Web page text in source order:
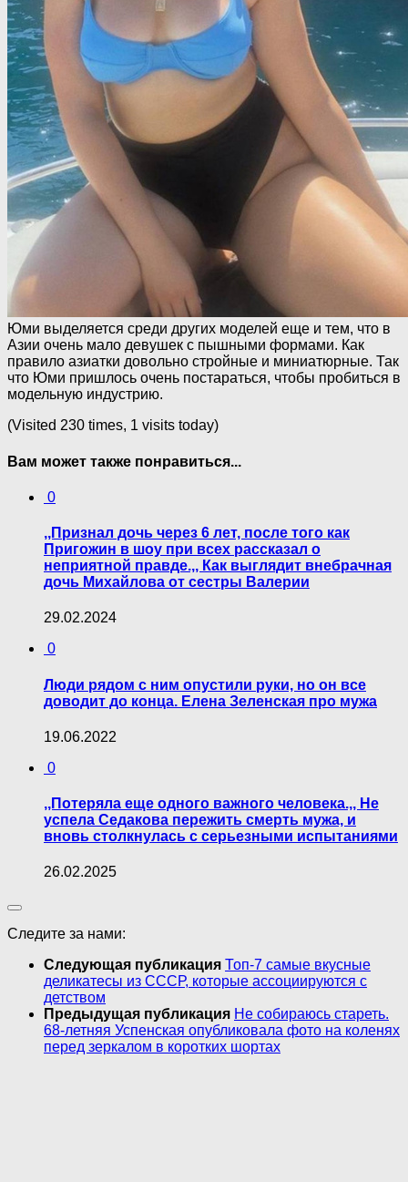
Юми выделяется среди других моделей еще и тем, что в
Азии очень мало девушек с пышными формами. Как
правило азиатки довольно стройные и миниатюрные. Так
что Юми пришлось очень постараться, чтобы пробиться в
модельную индустрию.
(Visited 230 times, 1 visits today)
Вам может также понравиться...
0
,,Признал дочь через 6 лет, после того как
Пригожин в шоу при всех рассказал о
неприятной правде.,, Как выглядит внебрачная
дочь Михайлова от сестры Валерии
29.02.2024
0
Люди рядом с ним опустили руки, но он все
доводит до конца. Елена Зеленская про мужа
19.06.2022
0
,,Потеряла еще одного важного человека.,, Не
успела Седакова пережить смерть мужа, и
вновь столкнулась с серьезными испытаниями
26.02.2025
Следите за нами:
Следующая публикация Топ-7 самые вкусные
деликатесы из СССР, которые ассоциируются с
детством
Предыдущая публикация Не собираюсь стареть.
68-летняя Успенская опубликовала фото на коленях
перед зеркалом в коротких шортах